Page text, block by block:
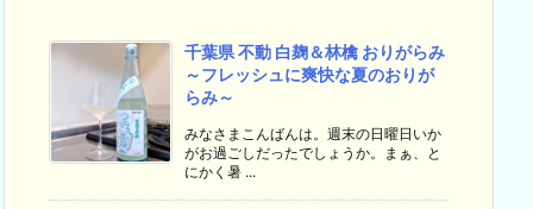
千葉県 不動 白麹＆林檎 おりがらみ
～フレッシュに爽快な夏のおりが
らみ～
みなさまこんばんは。週末の日曜日いか
がお過ごしだったでしょうか。まぁ、と
にかく暑 ...